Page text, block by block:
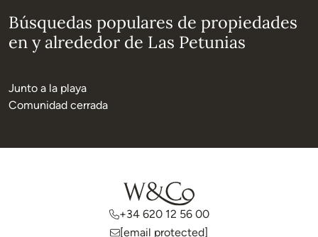
Búsquedas populares de propiedades
en y alrededor de Las Petunias
Junto a la playa
Comunidad cerrada
+34 620 12 56 00
[email protected]